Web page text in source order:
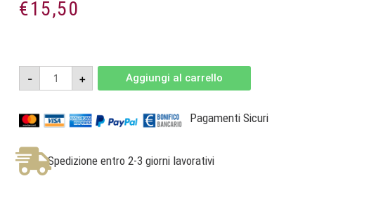
€15,50
-
Ribolla
Gialla
2024
DOC
Friuli
-
Vigna
Petrussa
+ Aggiungi al carrello
Pagamenti Sicuri
Spedizione entro 2-3 giorni lavorativi